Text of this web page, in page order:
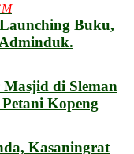
Buku,
di Sleman
Kopeng
Kasaningrat